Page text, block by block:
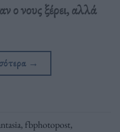
ο νους ξέρει, αλλά
→
, fbphotopost,